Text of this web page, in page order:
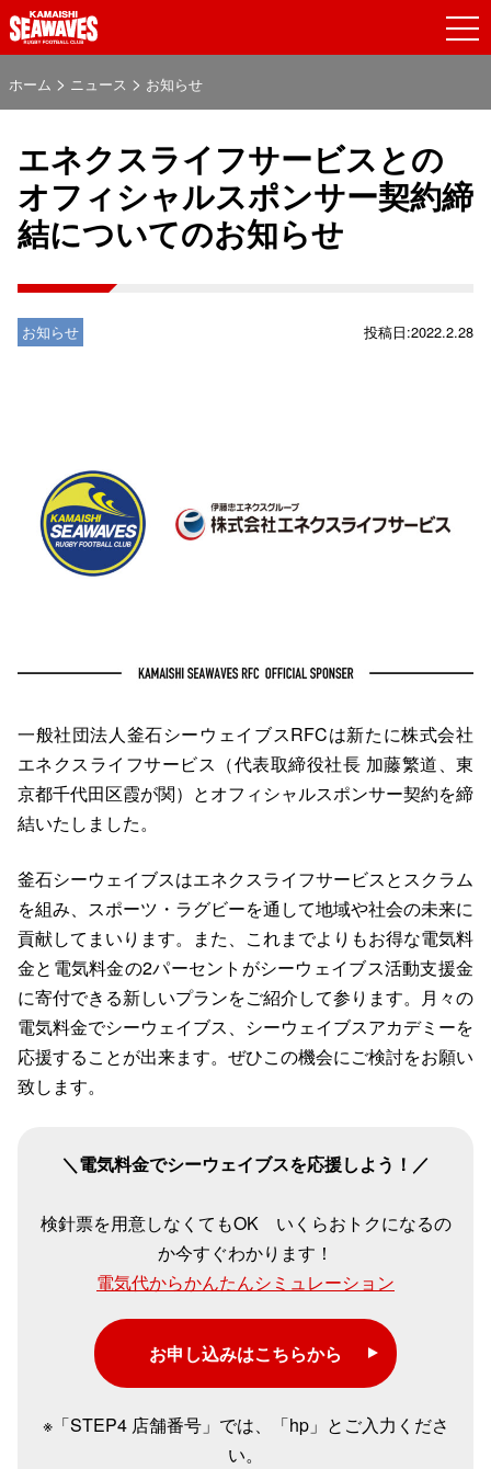
ホーム > ニュース > お知らせ
エネクスライフサービスとの
オフィシャルスポンサー契約締
結についてのお知らせ
お知らせ 投稿日:2022.2.28
一般社団法人釜石シーウェイブスRFCは新たに株式会社
エネクスライフサービス（代表取締役社長 加藤繁道、東
京都千代田区霞が関）とオフィシャルスポンサー契約を締
結いたしました。
釜石シーウェイブスはエネクスライフサービスとスクラム
を組み、スポーツ・ラグビーを通して地域や社会の未来に
貢献してまいります。また、これまでよりもお得な電気料
金と電気料金の2パーセントがシーウェイブス活動支援金
に寄付できる新しいプランをご紹介して参ります。月々の
電気料金でシーウェイブス、シーウェイブスアカデミーを
応援することが出来ます。ぜひこの機会にご検討をお願い
致します。
＼電気料金でシーウェイブスを応援しよう！／
検針票を用意しなくてもOK いくらおトクになるの
か今すぐわかります！
電気代からかんたんシミュレーション
お申し込みはこちらから
※「STEP4 店舗番号」では、「hp」とご入力くださ
い。